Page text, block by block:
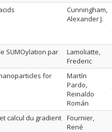
Cunningham,
Alexander J.
SUMOylation par
Lamoliatte,
Frederic
for
Martín
Pardo,
Reinaldo
Román
calcul du gradient
Fournier,
René